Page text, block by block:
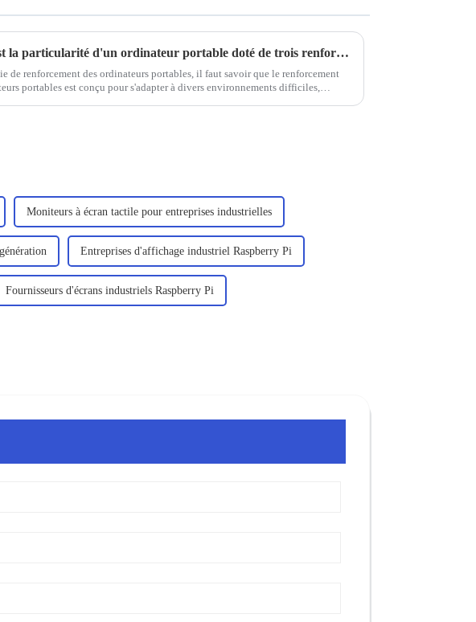
Quelle est la particularité d'un ordinateur portable doté de trois renforts de défense
de renforcement des ordinateurs portables, il faut savoir que le renforcement
portables est conçu pour s'adapter à divers environnements difficiles,
Moniteurs à écran tactile pour entreprises industrielles
Entreprises d'affichage industriel Raspberry Pi
Fournisseurs d'écrans industriels Raspberry Pi